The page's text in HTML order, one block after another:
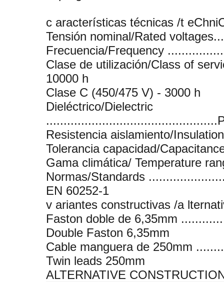
c aracterísticas técnicas /t
Tensión nominal/Rated
Frecuencia/Frequency
Clase de utilización/Class of
10000 h
Clase C (450/475 V) - 3000 h
Dieléctrico/Dielectric
Resistencia aislamiento/
Tolerancia capacidad/
Gama climática/ Temperature
Normas/Standards
EN 60252-1
v ariantes constructivas /a
Faston doble de 6,35mm
Double Faston 6,35mm
Cable manguera de 250mm
Twin leads 250mm
ALTERNATIVE